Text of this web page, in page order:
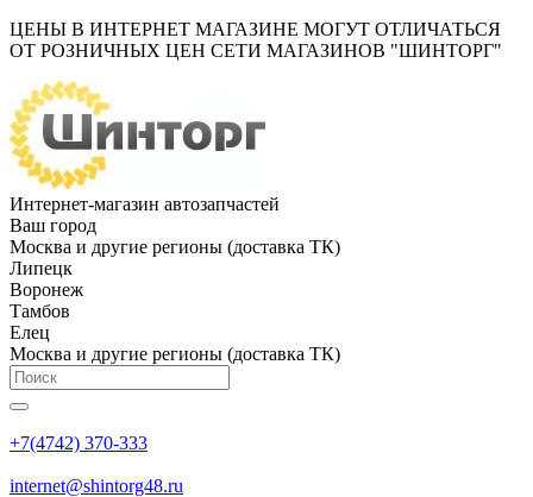
ЦЕНЫ В ИНТЕРНЕТ МАГАЗИНЕ МОГУТ ОТЛИЧАТЬСЯ
ОТ РОЗНИЧНЫХ ЦЕН СЕТИ МАГАЗИНОВ "ШИНТОРГ"
Интернет-магазин автозапчастей
Ваш город
Москва и другие регионы (доставка ТК)
Липецк
Воронеж
Тамбов
Елец
Москва и другие регионы (доставка ТК)
+7(4742) 370-333
internet@shintorg48.ru